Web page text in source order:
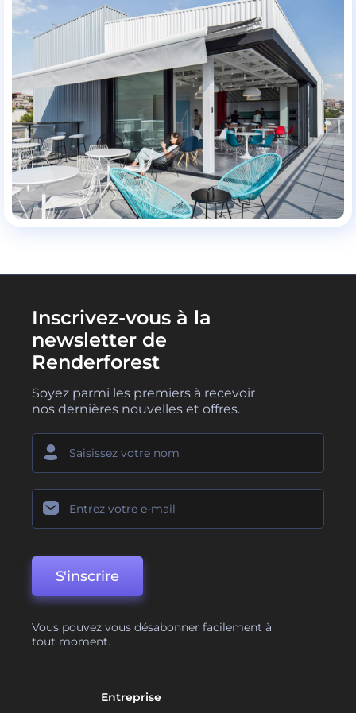
Inscrivez-vous à la
newsletter de
Renderforest
Soyez parmi les premiers à recevoir
nos dernières nouvelles et offres.
S'inscrire
Vous pouvez vous désabonner facilement à
tout moment.
Entreprise